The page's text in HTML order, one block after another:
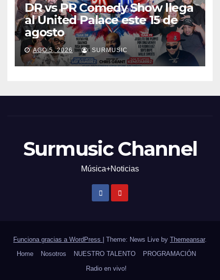
DR vs PR Comedy Show llega
al United Palace este 15 de
agosto
AGO 5, 2026 SURMUSIC
Surmusic Channel
Música+Noticias
Funciona gracias a WordPress Theme: News Live by Themeansar.
Home
Nosotros NUESTRO TALENTO
PROGRAMACIÓN
Radio en vivo!